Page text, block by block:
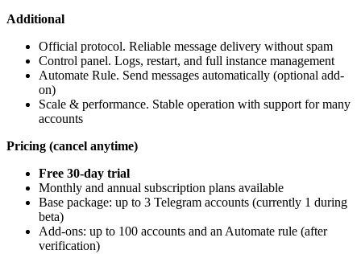
Additional
Official protocol. Reliable message delivery without spam
Control panel. Logs, restart, and full instance management
Automate Rule. Send messages automatically (optional add-
on)
Scale & performance. Stable operation with support for many
accounts
Pricing (cancel anytime)
Free 30-day trial
Monthly and annual subscription plans available
Base package: up to 3 Telegram accounts (currently 1 during
beta)
Add-ons: up to 100 accounts and an Automate rule (after
verification)